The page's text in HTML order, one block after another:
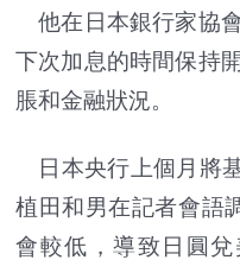
他在日本銀行家協
下次加息的時間保持
脹和金融狀況。
日本央行上個月將
植田和男在記者會語
會較低，導致日圓